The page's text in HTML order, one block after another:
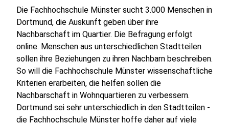
Die Fachhochschule Münster sucht 3.000 Menschen in
Dortmund, die Auskunft geben über ihre
Nachbarschaft im Quartier. Die Befragung erfolgt
online. Menschen aus unterschiedlichen Stadtteilen
sollen ihre Beziehungen zu ihren Nachbarn beschreiben.
So will die Fachhochschule Münster wissenschaftliche
Kriterien erarbeiten, die helfen sollen die
Nachbarschaft in Wohnquartieren zu verbessern.
Dortmund sei sehr unterschiedlich in den Stadtteilen -
die Fachhochschule Münster hoffe daher auf viele